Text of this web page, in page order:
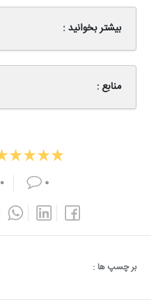
بیشتر بخوانید :
منابع :
۰
۰
بر چسپ ها :